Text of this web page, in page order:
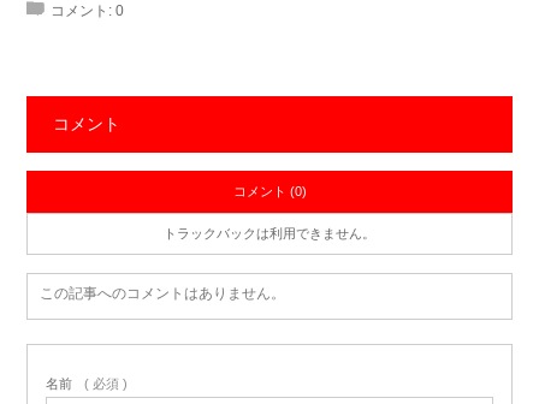
コメント: 0
コメント
コメント (0)
トラックバックは利用できません。
この記事へのコメントはありません。
名前 ( 必須 )